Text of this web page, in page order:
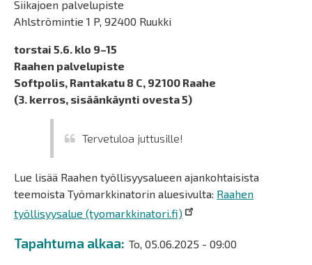
Siikajoen palvelupiste
Ahlströmintie 1 P, 92400 Ruukki
torstai 5.6. klo 9–15
Raahen palvelupiste
Softpolis, Rantakatu 8 C, 92100 Raahe
(3. kerros, sisäänkäynti ovesta 5)
Tervetuloa juttusille!
Lue lisää Raahen työllisyysalueen ajankohtaisista
teemoista Työmarkkinatorin aluesivulta: Raahen
työllisyysalue (tyomarkkinatori.fi)
Tapahtuma alkaa To, 05.06.2025 - 09:00